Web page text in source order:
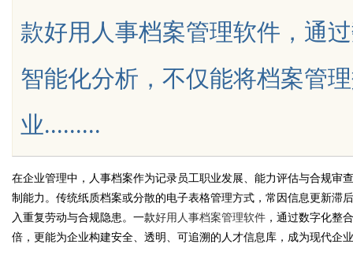
Bo
款好用人事档案管理软件，通
智能化分析，不仅能将档案管
业.........
在企业管理中，人事档案作为记录员工职业发展、能力评估与合规审
制能力。传统纸质档案或分散的电子表格管理方式，常因信息更新滞
入重复劳动与合规隐患。一款好用人事档案管理软件 ，通过数字化整
倍，更能为企业构建安全、透明、可追溯的人才信息库，成为现代企